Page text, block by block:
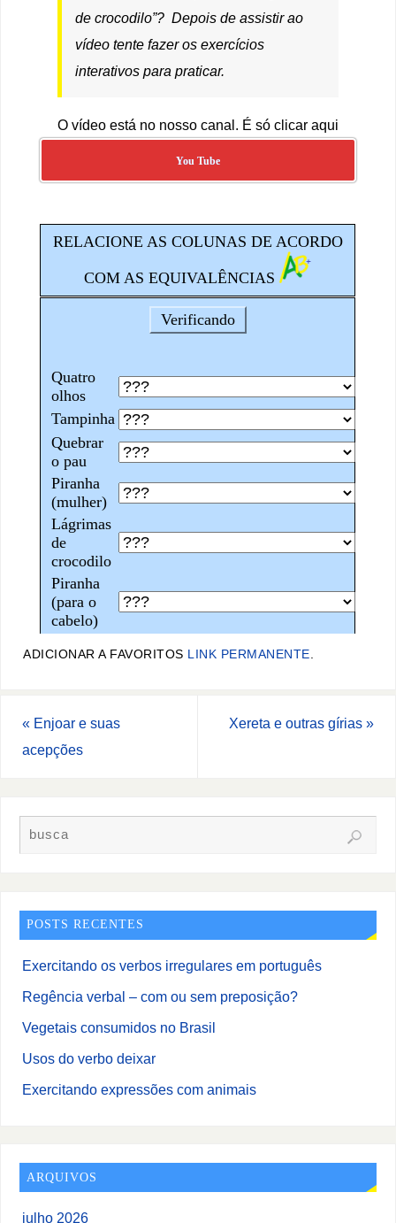
de crocodilo”? Depois de assistir ao
vídeo tente fazer os exercícios
interativos para praticar.
O vídeo está no nosso canal. É só clicar aqui
You Tube
ADICIONAR A FAVORITOS LINK PERMANENTE
« Enjoar e suas
acepções
Xereta e outras gírias »
POSTS RECENTES
Exercitando os verbos irregulares em português
Regência verbal – com ou sem preposição?
Vegetais consumidos no Brasil
Usos do verbo deixar
Exercitando expressões com animais
ARQUIVOS
julho 2026